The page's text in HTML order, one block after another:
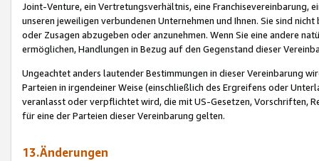
Joint-Venture, ein Vertretungsverhältnis, eine Franchisevereinbarung,
unseren jeweiligen verbundenen Unternehmen und Ihnen. Sie sind
oder Zusagen abzugeben oder anzunehmen. Wenn Sie eine andere
ermöglichen, Handlungen in Bezug auf den Gegenstand dieser
Ungeachtet anders lautender Bestimmungen in dieser Vereinbarung
Parteien in irgendeiner Weise (einschließlich des Ergreifens oder
veranlasst oder verpflichtet wird, die mit US-Gesetzen, Vorschriften,
für eine der Parteien dieser Vereinbarung gelten.
13.Änderungen